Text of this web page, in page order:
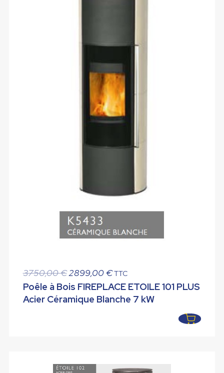
3750,00€ Le
prix
initial
était :
2899,00€Le
prix
actuel
TTC
Poêle à Bois FIREPLACE ETOILE 101 PLUS
Acier Céramique Blanche 7 kW